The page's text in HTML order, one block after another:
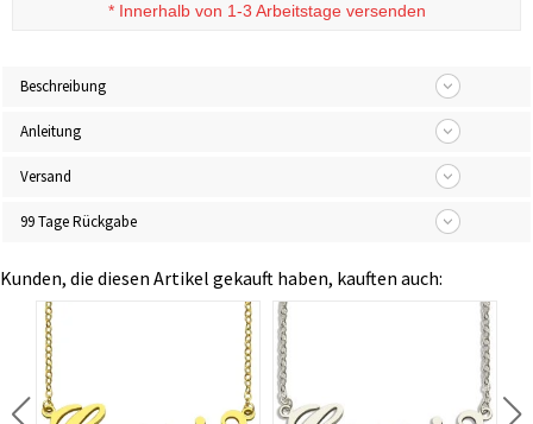
* Innerhalb von 1-3 Arbeitstage versenden
Beschreibung
Anleitung
Versand
99 Tage Rückgabe
Kunden, die diesen Artikel gekauft haben, kauften auch: